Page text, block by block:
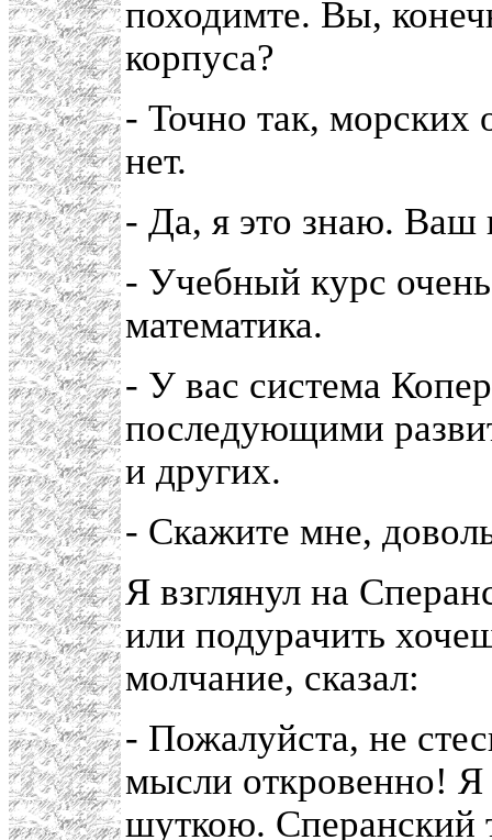
походимте. Вы,
корпуса?
- Точно так, морских
нет.
- Да, я это знаю. Ваш
- Учебный курс
математика.
- У вас система
последующими
и других.
- Скажите мне,
Я взглянул на
или подурачить
молчание, сказал:
- Пожалуйста, не
мысли откровенно! Я
шуткою. Сперанский